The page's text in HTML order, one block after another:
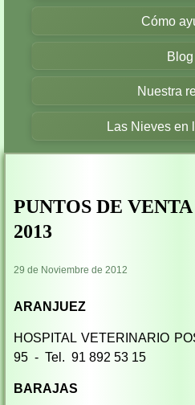
Cómo
Blog
Nuestra
Las Nieves en
PUNTOS DE
2013
29 de Noviembre de 2012
ARANJUEZ
HOSPITAL VETERINARIO
95 - Tel. 91 892 53 15
BARAJAS